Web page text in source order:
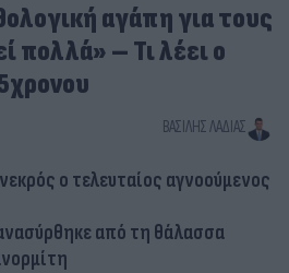
αγάπη για τους
πολλά» – Τι λέει ο
ΒΑΣΊΛΗΣ ΛΑΔΙΆΣ
ο τελευταίος αγνοούμενος
από τη θάλασσα